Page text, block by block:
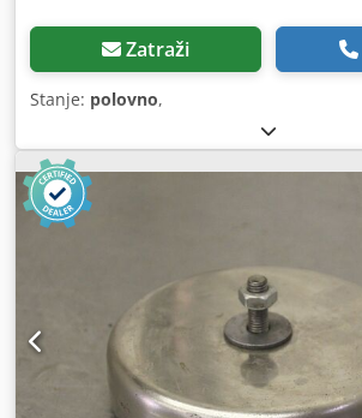
Zatraži
Stanje: polovno,